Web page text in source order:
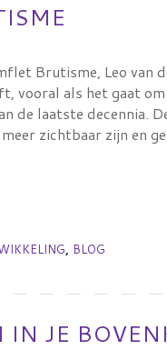
Brutisme, Leo van
vooral als het gaat
de laatste decennia.
zichtbaar zijn en
, BLOG
IN JE